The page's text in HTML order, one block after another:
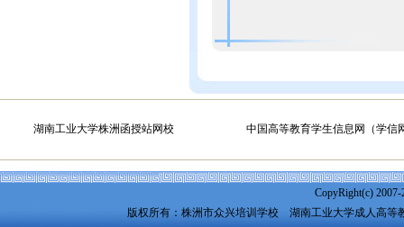
湖南工业大学株洲函授站网校 中国高等教育学生信息网（学信
CopyRight(c)
版权所有：株洲市众兴培训学校 湖南工业大学成人高等